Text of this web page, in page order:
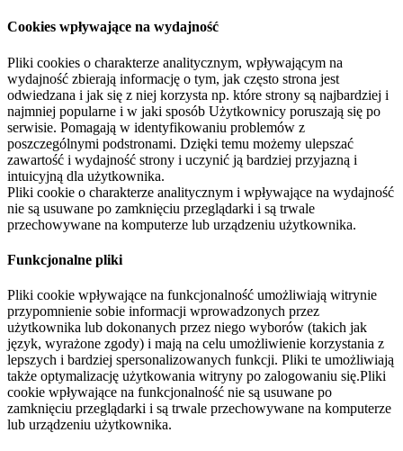
Cookies wpływające na wydajność
Pliki cookies o charakterze analitycznym, wpływającym na
wydajność zbierają informację o tym, jak często strona jest
odwiedzana i jak się z niej korzysta np. które strony są najbardziej i
najmniej popularne i w jaki sposób Użytkownicy poruszają się po
serwisie. Pomagają w identyfikowaniu problemów z
poszczególnymi podstronami. Dzięki temu możemy ulepszać
zawartość i wydajność strony i uczynić ją bardziej przyjazną i
intuicyjną dla użytkownika.
Pliki cookie o charakterze analitycznym i wpływające na wydajność
nie są usuwane po zamknięciu przeglądarki i są trwale
przechowywane na komputerze lub urządzeniu użytkownika.
Funkcjonalne pliki
Pliki cookie wpływające na funkcjonalność umożliwiają witrynie
przypomnienie sobie informacji wprowadzonych przez
użytkownika lub dokonanych przez niego wyborów (takich jak
język, wyrażone zgody) i mają na celu umożliwienie korzystania z
lepszych i bardziej spersonalizowanych funkcji. Pliki te umożliwiają
także optymalizację użytkowania witryny po zalogowaniu się.Pliki
cookie wpływające na funkcjonalność nie są usuwane po
zamknięciu przeglądarki i są trwale przechowywane na komputerze
lub urządzeniu użytkownika.